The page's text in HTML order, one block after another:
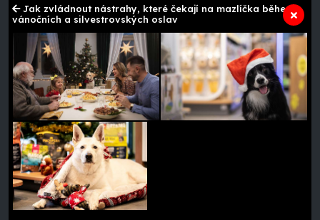
Jak zvládnout nástrahy, které čekají na mazlíčka během
vánočních a silvestrovských oslav